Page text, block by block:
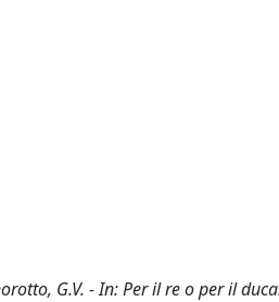
G.V. - In: Per il re o per il